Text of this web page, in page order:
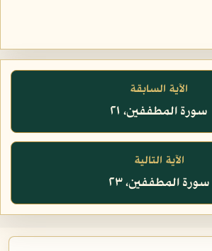
الآية السابقة
سورة المطففين، ٢١
الآية التالية
سورة المطففين، ٢٣